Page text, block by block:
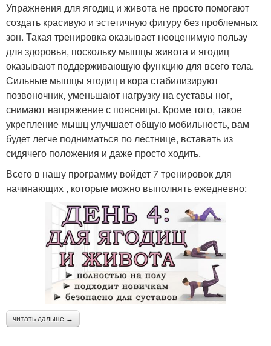
Упражнения для ягодиц и живота не просто помогают
создать красивую и эстетичную фигуру без проблемных
зон. Такая тренировка оказывает неоценимую пользу
для здоровья, поскольку мышцы живота и ягодиц
оказывают поддерживающую функцию для всего тела.
Сильные мышцы ягодиц и кора стабилизируют
позвоночник, уменьшают нагрузку на суставы ног,
снимают напряжение с поясницы. Кроме того, такое
укрепление мышц улучшает общую мобильность, вам
будет легче подниматься по лестнице, вставать из
сидячего положения и даже просто ходить.
Всего в нашу программу войдет 7 тренировок для
начинающих , которые можно выполнять ежедневно:
читать дальше →